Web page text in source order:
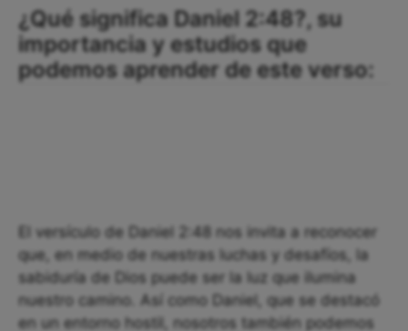
¿Qué significa Daniel 2:48?, su
importancia y estudios que
podemos aprender de este verso:
El versículo de Daniel 2:48 nos invita a reconocer
que, en medio de nuestras luchas y desafíos, la
sabiduría de Dios puede ser la luz que ilumina
nuestro camino. Así como Daniel, que se destacó
en un entorno hostil, nosotros también podemos